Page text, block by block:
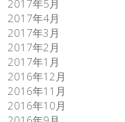
2017年5月
2017年4月
2017年3月
2017年2月
2017年1月
2016年12月
2016年11月
2016年10月